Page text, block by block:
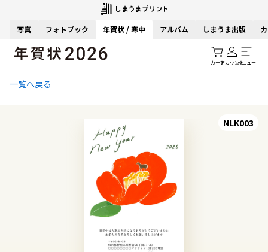
写真 フォトブック 年賀状 / 寒中 アルバム しまうま出版
カートアカウントメニュー
一覧へ戻る
NLK003